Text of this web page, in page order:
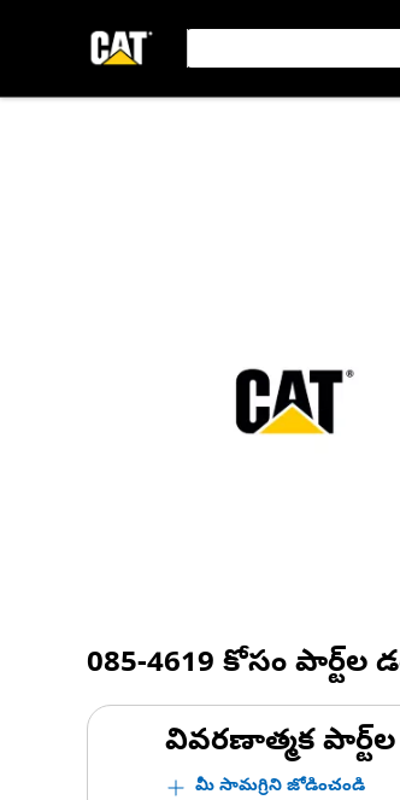
085-4619 కోసం పార్ట్‌ల
వివరణాత్మక పార్ట్‌ల
మీ సామగ్రిని జోడించండి